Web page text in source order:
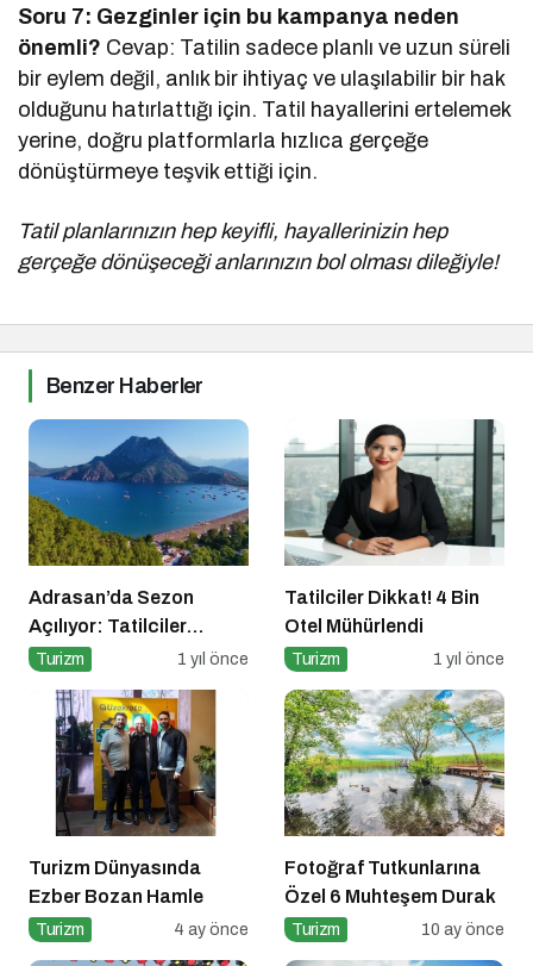
Soru 7: Gezginler için bu kampanya neden
önemli? Cevap: Tatilin sadece planlı ve uzun süreli
bir eylem değil, anlık bir ihtiyaç ve ulaşılabilir bir hak
olduğunu hatırlattığı için. Tatil hayallerini ertelemek
yerine, doğru platformlarla hızlıca gerçeğe
dönüştürmeye teşvik ettiği için.
Tatil planlarınızın hep keyifli, hayallerinizin hep
gerçeğe dönüşeceği anlarınızın bol olması dileğiyle!
Benzer Haberler
Adrasan’da Sezon
Açılıyor: Tatilciler
Doğayla İç İçe Bir Yaz
Turizm 1 yıl önce
Tatilciler Dikkat! 4 Bin
Otel Mühürlendi
Turizm 1 yıl önce
Turizm Dünyasında
Ezber Bozan Hamle
Turizm 4 ay önce
Fotoğraf Tutkunlarına
Özel 6 Muhteşem Durak
Turizm 10 ay önce